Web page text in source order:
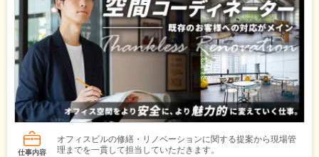
仕事内容
オフィスビルの修繕・リノベーションに関する提案から現場管
理までを一貫して担当していただきます。